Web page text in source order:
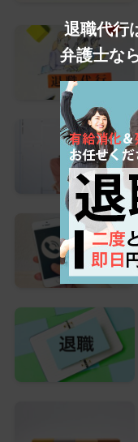
退職代行
弁護士な